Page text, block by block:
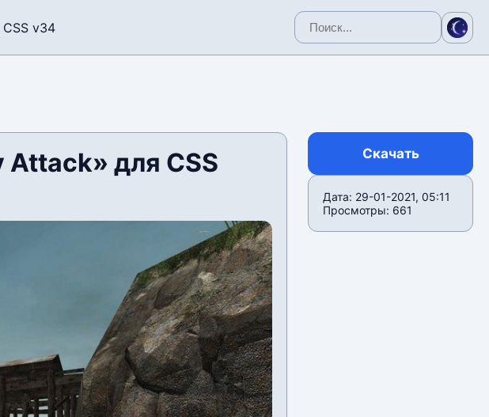
v34
для CSS
Скачать
Дата: 29-01-2021, 05:11
Просмотры: 661